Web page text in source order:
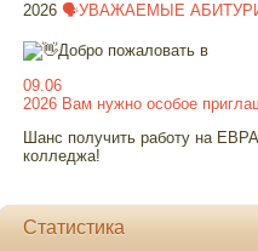
2026 🗣УВАЖАЕМЫЕ
Добро пожаловать в
09.06
2026 Вам нужно особое
Шанс получить работу на
колледжа!
Статистика